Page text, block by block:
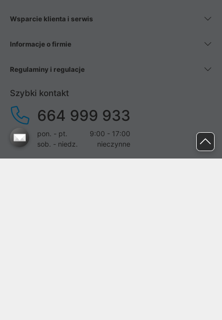
Wsparcie klienta i serwis
Informacje o firmie
Regulaminy i regulacje
Szybki kontakt
664 999 933
pon. - pt.
9:00 - 17:00
sob. - niedz.
nieczynne